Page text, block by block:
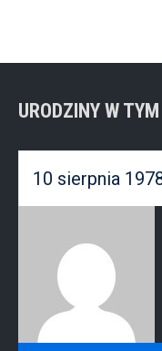
URODZINY W
10 sierpnia